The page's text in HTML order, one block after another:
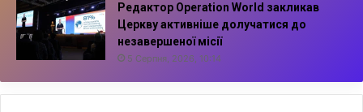
Редактор Operation World закликав
Церкву активніше долучатися до
незавершеної місії
5 Серпня, 2026, 10:14